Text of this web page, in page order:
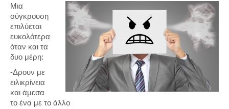
Μια
σύγκρουση
επιλύεται
ευκολότερα
όταν και τα
δυο μέρη:
-Δρουν με
ειλικρίνεια
και άμεσα
το ένα με το άλλο